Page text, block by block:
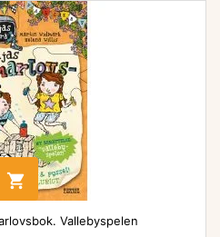

Vallebyspelen